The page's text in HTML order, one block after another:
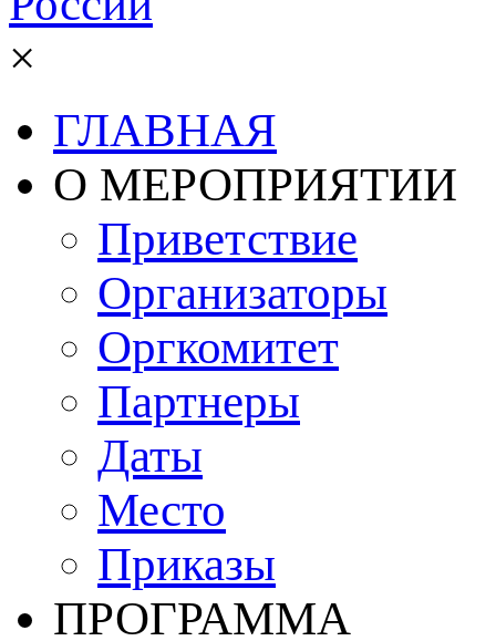
×
ГЛАВНАЯ
О МЕРОПРИЯТИИ
Приветствие
Организаторы
Оргкомитет
Партнеры
Даты
Место
Приказы
ПРОГРАММА